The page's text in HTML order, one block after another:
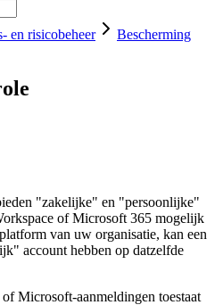
en risicobeheer
Bescherming
"zakelijke" en "persoonlijke"
of Microsoft 365 mogelijk
van uw organisatie, kan een
account hebben op datzelfde
Microsoft-aanmeldingen toestaat